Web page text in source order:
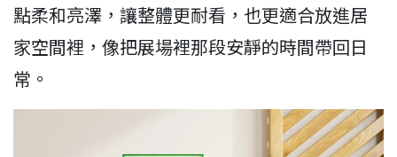
點柔和亮澤，讓整體更耐看，也更適合放進居
家空間裡，像把展場裡那段安靜的時間帶回日
常。